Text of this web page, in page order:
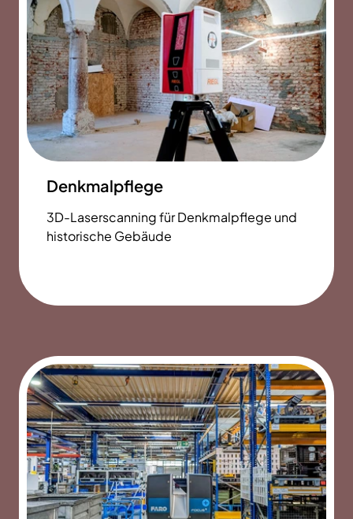
Denkmalpflege
3D-Laserscanning für Denkmalpflege und
historische Gebäude